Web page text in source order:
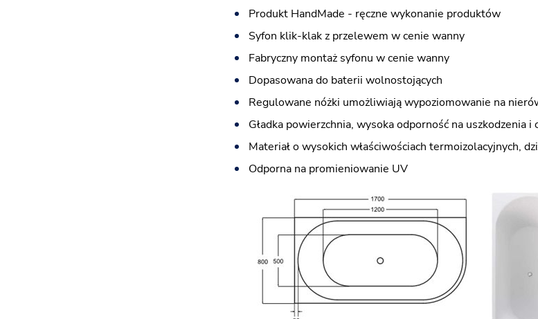
Produkt HandMade - ręczne wykonanie produktów
Syfon klik-klak z przelewem w cenie wanny
Fabryczny montaż syfonu w cenie wanny
Dopasowana do baterii wolnostojących
Regulowane nóżki umożliwiają wypoziomowanie na
Gładka powierzchnia, wysoka odporność na uszkodzenia i
Materiał o wysokich właściwościach termoizolacyjnych,
Odporna na promieniowanie UV